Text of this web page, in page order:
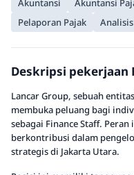
Akuntansi Akuntansi
Pelaporan Pajak
Deskripsi pekerjaan
Lancar Group, sebuah
membuka peluang bagi
sebagai Finance Staff.
berkontribusi dalam
strategis di Jakarta Utara.